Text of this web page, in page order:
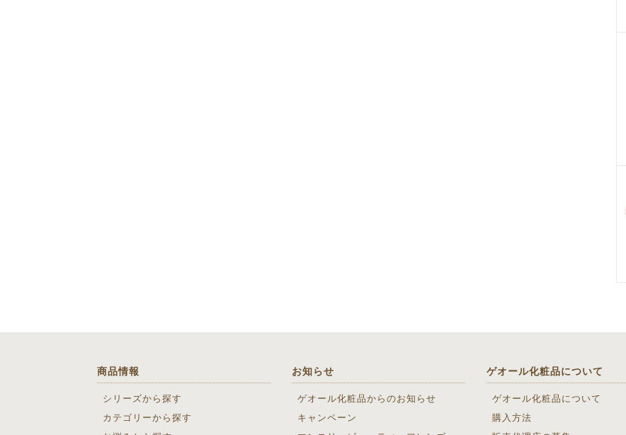
商品情報
シリーズから探す
カテゴリーから探す
お知らせ
ゲオール化粧品からのお知らせ
キャンペーン
ゲオール化粧品について
ゲオール化粧品について
購入方法